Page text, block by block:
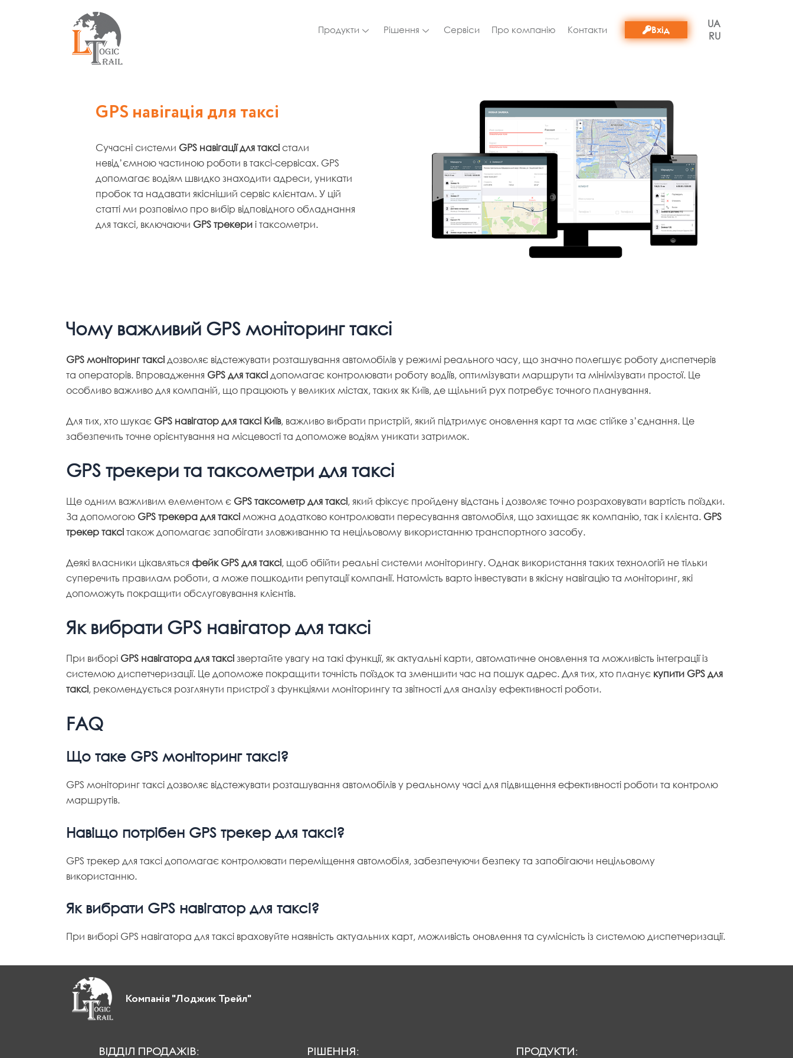
Продукти Рішення Сервіси Про компанію Контакти Вхід
UA
RU
GPS навігація для таксі
Сучасні системи GPS навігації для таксі стали
невід’ємною частиною роботи в таксі-сервісах. GPS
допомагає водіям швидко знаходити адреси, уникати
пробок та надавати якісніший сервіс клієнтам. У цій
статті ми розповімо про вибір відповідного обладнання
для таксі, включаючи GPS трекери і таксометри.
Чому важливий GPS моніторинг таксі
GPS моніторинг таксі дозволяє відстежувати розташування автомобілів у режимі реального часу, що значно полегшує роботу диспетчерів
та операторів. Впровадження GPS для таксі допомагає контролювати роботу водіїв, оптимізувати маршрути та мінімізувати простої. Це
особливо важливо для компаній, що працюють у великих містах, таких як Київ, де щільний рух потребує точного планування.
Для тих, хто шукає GPS навігатор для таксі Київ, важливо вибрати пристрій, який підтримує оновлення карт та має стійке з’єднання. Це
забезпечить точне орієнтування на місцевості та допоможе водіям уникати затримок.
GPS трекери та таксометри для таксі
Ще одним важливим елементом є GPS таксометр для таксі, який фіксує пройдену відстань і дозволяє точно розраховувати вартість поїздки.
За допомогою GPS трекера для таксі можна додатково контролювати пересування автомобіля, що захищає як компанію, так і клієнта. GPS
трекер таксі також допомагає запобігати зловживанню та нецільовому використанню транспортного засобу.
Деякі власники цікавляться фейк GPS для таксі, щоб обійти реальні системи моніторингу. Однак використання таких технологій не тільки
суперечить правилам роботи, а може пошкодити репутації компанії. Натомість варто інвестувати в якісну навігацію та моніторинг, які
допоможуть покращити обслуговування клієнтів.
Як вибрати GPS навігатор для таксі
При виборі GPS навігатора для таксі звертайте увагу на такі функції, як актуальні карти, автоматичне оновлення та можливість інтеграції із
системою диспетчеризації. Це допоможе покращити точність поїздок та зменшити час на пошук адрес. Для тих, хто планує купити GPS для
таксі, рекомендується розглянути пристрої з функціями моніторингу та звітності для аналізу ефективності роботи.
FAQ
Що таке GPS моніторинг таксі?
GPS моніторинг таксі дозволяє відстежувати розташування автомобілів у реальному часі для підвищення ефективності роботи та контролю
маршрутів.
Навіщо потрібен GPS трекер для таксі?
GPS трекер для таксі допомагає контролювати переміщення автомобіля, забезпечуючи безпеку та запобігаючи нецільовому
використанню.
Як вибрати GPS навігатор для таксі?
При виборі GPS навігатора для таксі враховуйте наявність актуальних карт, можливість оновлення та сумісність із системою диспетчеризації.
Компанія "Лоджик Трейл"
ВІДДІЛ ПРОДАЖІВ: РІШЕННЯ: ПРОДУКТИ: